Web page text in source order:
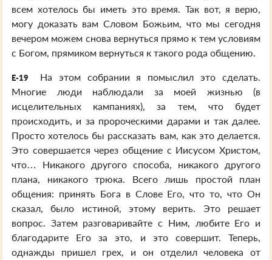
всем хотелось бы иметь это время. Так вот, я верю,
могу доказать вам Словом Божьим, что мы сегодня
вечером можем снова вернуться прямо к тем условиям
с Богом, прямиком вернуться к такого рода общению.
E-19
На этом собрании я помыслил это сделать.
Многие люди наблюдали за моей жизнью (в
исцелительных кампаниях), за тем, что будет
происходить, и за пророческими дарами и так далее.
Просто хотелось бы рассказать вам, как это делается.
Это совершается через общение с Иисусом Христом,
что… Никакого другого способа, никакого другого
плана, никакого трюка. Всего лишь простой план
общения: принять Бога в Слове Его, что то, что Он
сказал, было истиной, этому верить. Это решает
вопрос. Затем разговаривайте с Ним, любите Его и
благодарите Его за это, и это совершит. Теперь,
однажды пришел грех, и он отделил человека от